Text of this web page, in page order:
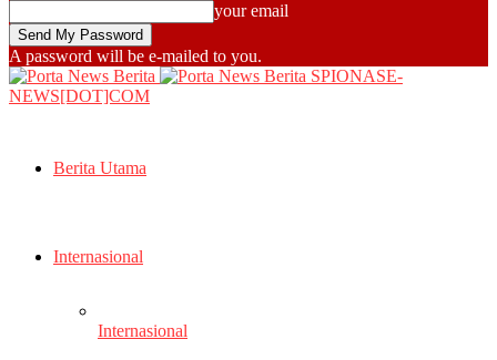
your email
A password will be e-mailed to you.
SPIONASE-
NEWS[DOT]COM
Berita Utama
Internasional
Internasional